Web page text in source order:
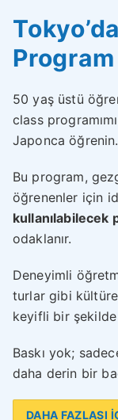
Program
50 yaş üstü
class
Japonca öğrenin.
Bu program,
öğrenenler için
odaklanır.
Deneyimli
turlar gibi
keyifli bir
Baskı yok;
daha derin bir
DAHA FAZLASI